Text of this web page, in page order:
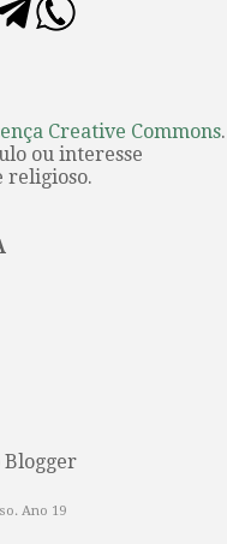
Creative Commons.
ou interesse
religioso.
Blogger
Ano 19